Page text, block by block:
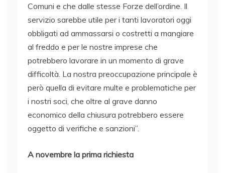
Comuni e che dalle stesse Forze dell’ordine. Il
servizio sarebbe utile per i tanti lavoratori oggi
obbligati ad ammassarsi o costretti a mangiare
al freddo e per le nostre imprese che
potrebbero lavorare in un momento di grave
difficoltà. La nostra preoccupazione principale è
però quella di evitare multe e problematiche per
i nostri soci, che oltre al grave danno
economico della chiusura potrebbero essere
oggetto di verifiche e sanzioni”.
A novembre la prima richiesta